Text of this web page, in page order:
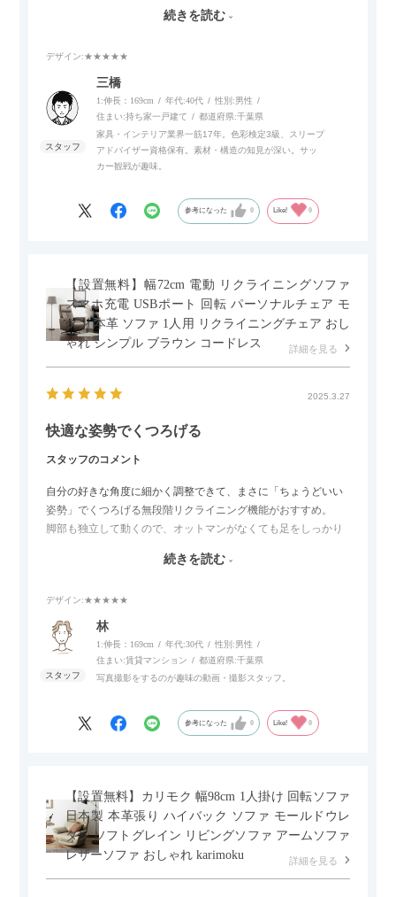
また、補助テーブルとして使用可能なスライドテーブルや収納
内部にもプリンターなどが置けるスライド棚板がついているの
でテレビ台以外にもオフィスなどでの収納家具やリビングでの
サイドボードとして多目的な用途に対応しています。
また、扉は横方向へのスライド式となっているので開閉時のス
ペースを最小限に抑えられ、省スペースでご利用いただけるの
続きを読む
デザイン:★★★★★
三橋
1:伸長：169cm 年代:40代 性別:男性
住まい:持ち家一戸建て 都道府県:千葉県
家具・インテリア業界一筋17年。色彩検定3級、スリープ
アドバイザー資格保有。素材・構造の知見が深い。サッ
カー観戦が趣味。
参考になった 0 Like! 0
【設置無料】幅72cm 電動 リクライニングソファ
スマホ充電 USBポート 回転 パーソナルチェア モ
ダン 本革 ソファ 1人用 リクライニングチェア おし
ゃれ シンプル ブラウン コードレス
詳細を見る
2025.3.27
快適な姿勢でくつろげる
スタッフのコメント
自分の好きな角度に細かく調整できて、まさに「ちょうどいい
姿勢」でくつろげる無段階リクライニング機能がおすすめ。
脚部も独立して動くので、オットマンがなくても足をしっかり
スマホやタブレットを充電しながらリラックスできるのが嬉し
個人的にはコードレス＆充電式なので、コンセントの場所を気
にせず、好きな場所に置けるのが画期的に感じました。
続きを読む
デザイン:★★★★★
林
1:伸長：169cm 年代:30代 性別:男性
住まい:賃貸マンション 都道府県:千葉県
写真撮影をするのが趣味の動画・撮影スタッフ。
参考になった 0 Like! 0
【設置無料】カリモク 幅98cm 1人掛け 回転ソファ
日本製 本革張り ハイバック ソファ モールドウレ
タン ソフトグレイン リビングソファ アームソファ
レザーソファ おしゃれ karimoku
詳細を見る